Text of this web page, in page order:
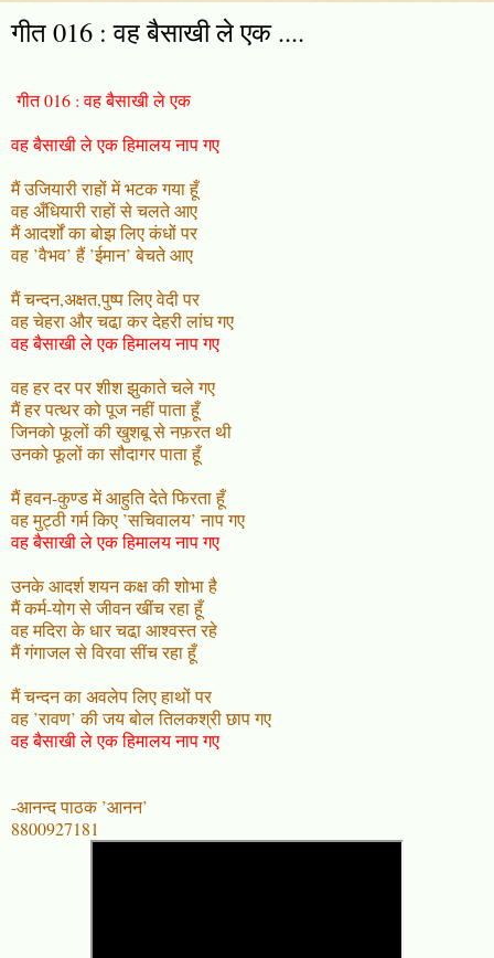
गीत 016 : वह बैसाखी ले एक ....
गीत 016 : वह बैसाखी ले एक
वह बैसाखी ले एक हिमालय नाप गए
मैं उजियारी राहों में भटक गया हूँ
वह अँधियारी राहों से चलते आए
मैं आदर्शों का बोझ लिए कंधों पर
वह ’वैभव’ हैं ’ईमान’ बेचते आए
मैं चन्दन,अक्षत,पुष्प लिए वेदी पर
वह चेहरा और चढा़ कर देहरी लांघ गए
वह बैसाखी ले एक हिमालय नाप गए
वह हर दर पर शीश झुकाते चले गए
मैं हर पत्थर को पूज नहीं पाता हूँ
जिनको फूलों की खुशबू से नफ़रत थी
उनको फूलों का सौदागर पाता हूँ
मैं हवन-कुण्ड में आहुति देते फिरता हूँ
वह मुट्ठी गर्म किए ’सचिवालय’ नाप गए
वह बैसाखी ले एक हिमालय नाप गए
उनके आदर्श शयन कक्ष की शोभा है
मैं कर्म-योग से जीवन खींच रहा हूँ
वह मदिरा के धार चढा़ आश्वस्त रहे
मैं गंगाजल से विरवा सींच रहा हूँ
मैं चन्दन का अवलेप लिए हाथों पर
वह ’रावण’ की जय बोल तिलकश्री छाप गए
वह बैसाखी ले एक हिमालय नाप गए
-आनन्द पाठक ’आनन’
8800927181